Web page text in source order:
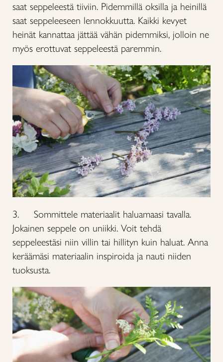
saat seppeleestä tiiviin. Pidemmillä oksilla ja heinillä
saat seppeleeseen lennokkuutta. Kaikki kevyet
heinät kannattaa jättää vähän pidemmiksi, jolloin ne
myös erottuvat seppeleestä paremmin.
3. Sommittele materiaalit haluamaasi tavalla.
Jokainen seppele on uniikki. Voit tehdä
seppeleestäsi niin villin tai hillityn kuin haluat. Anna
keräämäsi materiaalin inspiroida ja nauti niiden
tuoksusta.